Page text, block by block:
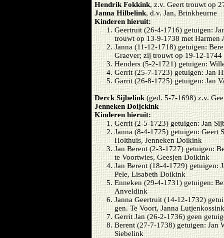
Hendrik Fokkink, z.v. Geert trouwt op
Janna Hilbelink, d.v. Jan, Brinkheurne
Kinderen hieruit:
Geertruit (26-4-1716) getuigen:
trouwt op 13-9-1738 met Harmen
Janna (11-12-1718) getuigen:
Graever; zij trouwt op 19-12-
Henders (5-2-1721) getuigen:
Gerrit (25-7-1723) getuigen: Jan
Garrit (26-8-1725) getuigen: Jan
Derck Sijbelink(ged. 5-7-1698) z.v.
Jenneken Doijckink
Kinderen hieruit:
Gerrit (2-5-1723) getuigen: Jan
Janna (8-4-1725) getuigen: Geert
Holthuis, Jenneken Doikink
Jan Berent (2-3-1727) getuigen:
te Voortwies, Geesjen Doikink
Jan Berent (18-4-1729) getuigen:
Pele, Lisabeth Doikink
Enneken (29-4-1731) getuigen:
Anveldink
Janna Geertruit (14-12-1732)
gen. Te Voort, Janna
Gerrit Jan (26-2-1736) geen
Berent (27-7-1738) getuigen: Jan
Siebelink